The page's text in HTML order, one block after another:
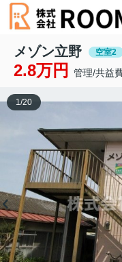
メゾン立野 空室2
2.8万円 管理/共益
1/20